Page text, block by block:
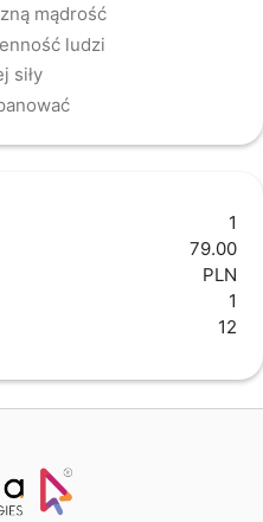
mądrość
ludzi
siły
1
79.00
PLN
1
12